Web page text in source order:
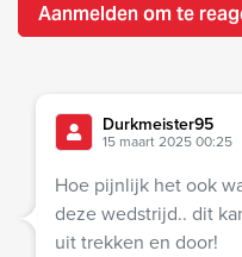
Aanmelden om te
Durkmeister95
15 maart 2025 00:25
Hoe pijnlijk het ook
deze wedstrijd.. dit
uit trekken en door!